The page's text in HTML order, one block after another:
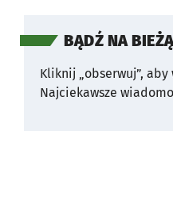
BĄDŹ NA
Kliknij „obserwuj”,
Najciekawsze